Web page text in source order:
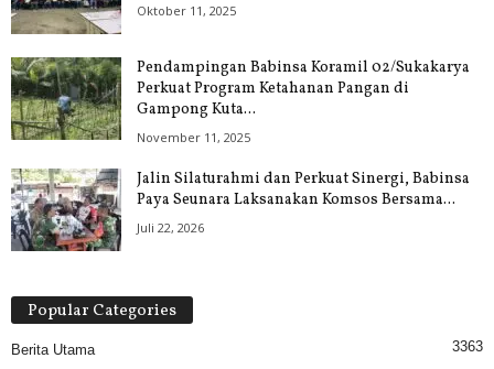
Oktober 11, 2025
Pendampingan Babinsa Koramil 02/Sukakarya
Perkuat Program Ketahanan Pangan di
Gampong Kuta...
November 11, 2025
Jalin Silaturahmi dan Perkuat Sinergi, Babinsa
Paya Seunara Laksanakan Komsos Bersama...
Juli 22, 2026
Popular Categories
Berita Utama 3363